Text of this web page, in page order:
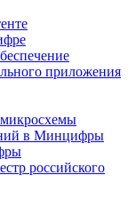
приложения
в Минцифры
российского